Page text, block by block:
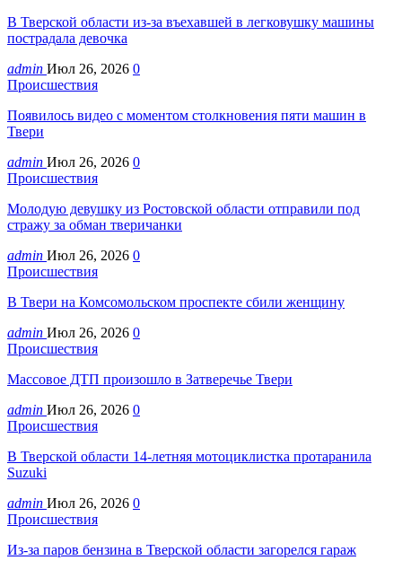
В Тверской области из-за въехавшей в легковушку машины
пострадала девочка
admin Июл 26, 2026 0
Происшествия
Появилось видео с моментом столкновения пяти машин в
Твери
admin Июл 26, 2026 0
Происшествия
Молодую девушку из Ростовской области отправили под
стражу за обман тверичанки
admin Июл 26, 2026 0
Происшествия
В Твери на Комсомольском проспекте сбили женщину
admin Июл 26, 2026 0
Происшествия
Массовое ДТП произошло в Затверечье Твери
admin Июл 26, 2026 0
Происшествия
В Тверской области 14-летняя мотоциклистка протаранила
Suzuki
admin Июл 26, 2026 0
Происшествия
Из-за паров бензина в Тверской области загорелся гараж